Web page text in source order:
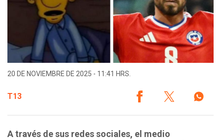
20 DE NOVIEMBRE DE 2025 - 11:41 HRS.
T13
A través de sus redes sociales, el medio